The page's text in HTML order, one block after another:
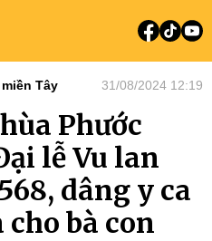
Tây 31/08/2024 12:19
Phước
lễ Vu lan
dâng y ca
cho bà con